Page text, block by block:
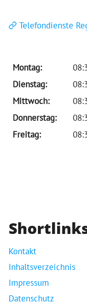
Telefondienste
Montag:
Dienstag:
Mittwoch:
Donnerstag:
Freitag:
Kontakt
Inhaltsverzeichnis
Impressum
Datenschutz